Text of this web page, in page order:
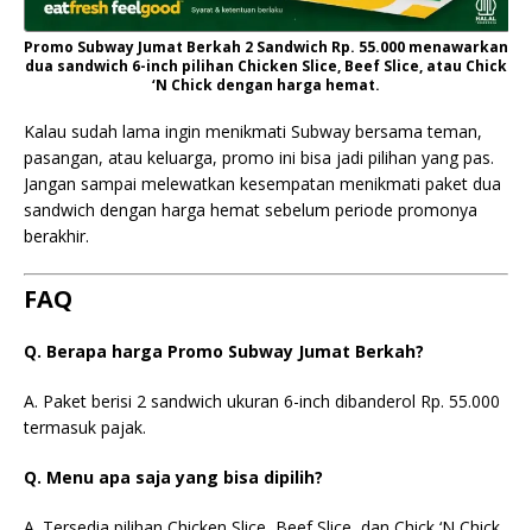
Promo Subway Jumat Berkah 2 Sandwich Rp. 55.000 menawarkan
dua sandwich 6-inch pilihan Chicken Slice, Beef Slice, atau Chick
‘N Chick dengan harga hemat.
Kalau sudah lama ingin menikmati Subway bersama teman,
pasangan, atau keluarga, promo ini bisa jadi pilihan yang pas.
Jangan sampai melewatkan kesempatan menikmati paket dua
sandwich dengan harga hemat sebelum periode promonya
berakhir.
FAQ
Q. Berapa harga Promo Subway Jumat Berkah?
A. Paket berisi 2 sandwich ukuran 6-inch dibanderol Rp. 55.000
termasuk pajak.
Q. Menu apa saja yang bisa dipilih?